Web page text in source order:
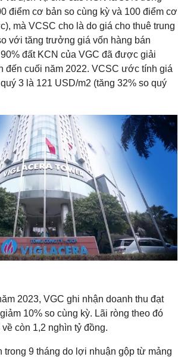
điểm cơ bản so cùng kỳ và 100 điểm cơ
mà VCSC cho là do giá cho thuê trung
với tăng trưởng giá vốn hàng bán
đất KCN của VGC đã được giải
đến cuối năm 2022. VCSC ước tính giá
3 là 121 USD/m2 (tăng 32% so quý
2023, VGC ghi nhận doanh thu đạt
10% so cùng kỳ. Lãi ròng theo đó
còn 1,2 nghìn tỷ đồng.
trong 9 tháng do lợi nhuận gộp từ mảng